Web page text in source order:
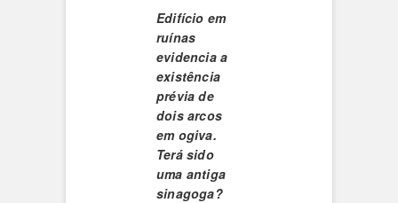
Edifício em
ruínas
evidencia a
existência
prévia de
dois arcos
em ogiva.
Terá sido
uma antiga
sinagoga?